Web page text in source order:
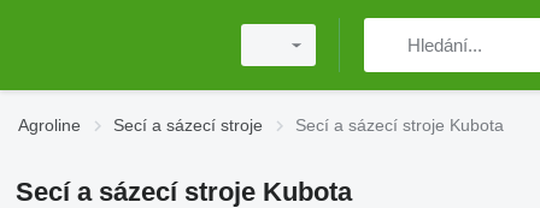
Agroline Secí a sázecí stroje Secí a sázecí stroje Kubota
Secí a sázecí stroje Kubota